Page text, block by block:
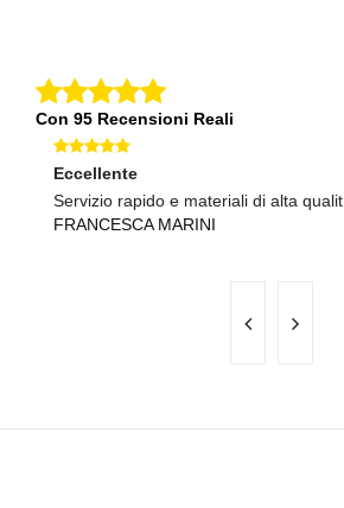
Con 95 Recensioni Reali
Eccellente
Servizio rapido e materiali di alta qualit
FRANCESCA MARINI